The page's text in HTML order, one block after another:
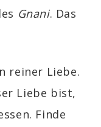
Gnani. Das
reiner Liebe.
Liebe bist,
Finde